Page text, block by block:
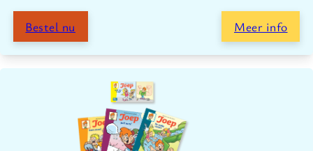
Bestel nu Meer info